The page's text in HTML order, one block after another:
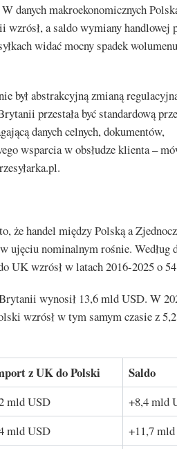
danych makroekonomicznych
a saldo wymiany handlowej
widać mocny spadek
był abstrakcyjną zmianą
przestała być standardową
danych celnych, dokumentów,
wsparcia w obsłudze klienta –
że handel między Polską a
ujęciu nominalnym rośnie. Według
UK wzrósł w latach 2016-2025 o
wynosił 13,6 mld USD. W
wzrósł w tym samym czasie z
z UK do Polski Saldo
mld USD
+8,4 mld
mld USD
+11,7